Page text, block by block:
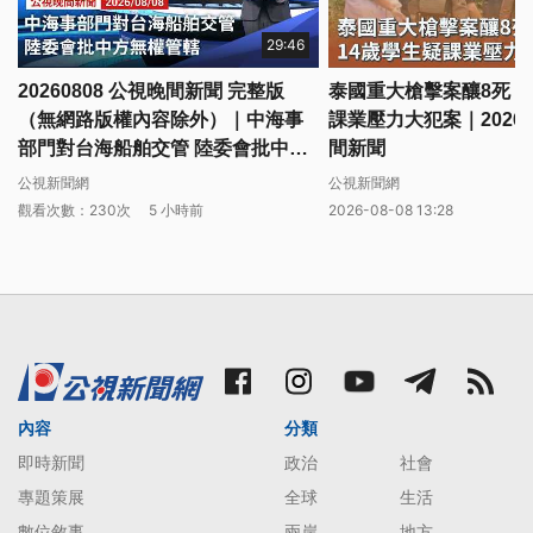
29:46
20260808 公視晚間新聞 完整版
（無網路版權內容除外）｜中海事
部門對台海船舶交管 陸委會批中方
無權管轄
公視新聞網
觀看次數：230次
5 小時前
泰國重大槍擊案釀8死
課業壓力大犯案｜
間新聞
公視新聞網
2026-08-08 13:28
內容
即時新聞
專題策展
分類
政治
社會
全球
生活